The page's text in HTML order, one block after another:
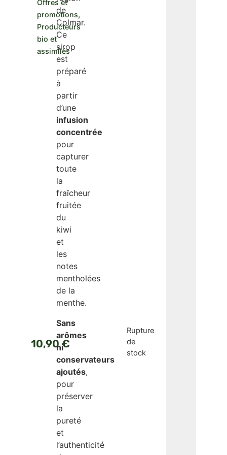
10,90€
Offres et
promotions,
Producteurs
bio et
assimilés
de
Colmar.
Ce
sirop
est
préparé
à
partir
d’une
infusion
concentrée
pour
capturer
toute
la
fraîcheur
fruitée
du
kiwi
et
les
notes
mentholées
de la
menthe.
Sans
arômes
ni
conservateurs
ajoutés,
pour
préserver
la
pureté
et
l’authenticité
Rupture
de
stock